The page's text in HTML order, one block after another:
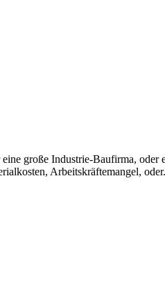
große Industrie-Baufirma, oder
Arbeitskräftemangel,